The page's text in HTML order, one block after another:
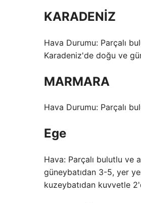
KARADENİZ
Hava Durumu: Parçalı
Karadeniz'de doğu ve
MARMARA
Hava Durumu: Parçalı
Ege
Hava: Parçalı bulutlu ve
güneybatıdan 3-5, yer
kuzeybatıdan kuvvetle